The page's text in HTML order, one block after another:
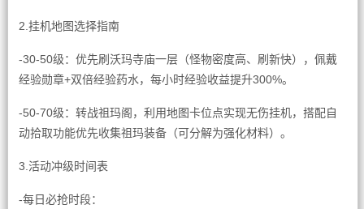
2.挂机地图选择指南
-30-50级：优先刷沃玛寺庙一层（怪物密度高、刷新快），佩戴
经验勋章+双倍经验药水，每小时经验收益提升300%。
-50-70级：转战祖玛阁，利用地图卡位点实现无伤挂机，搭配自
动拾取功能优先收集祖玛装备（可分解为强化材料）。
3.活动冲级时间表
-每日必抢时段：